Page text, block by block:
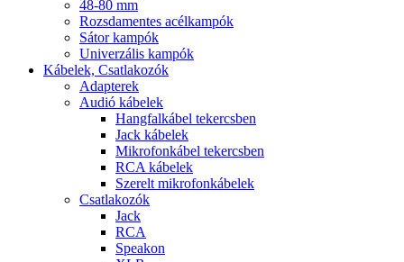
48-80 mm
Rozsdamentes acélkampók
Sátor kampók
Univerzális kampók
Kábelek, Csatlakozók
Adapterek
Audió kábelek
Hangfalkábel tekercsben
Jack kábelek
Mikrofonkábel tekercsben
RCA kábelek
Szerelt mikrofonkábelek
Csatlakozók
Jack
RCA
Speakon